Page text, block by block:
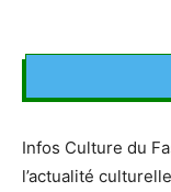
Infos Culture du
l’actualité